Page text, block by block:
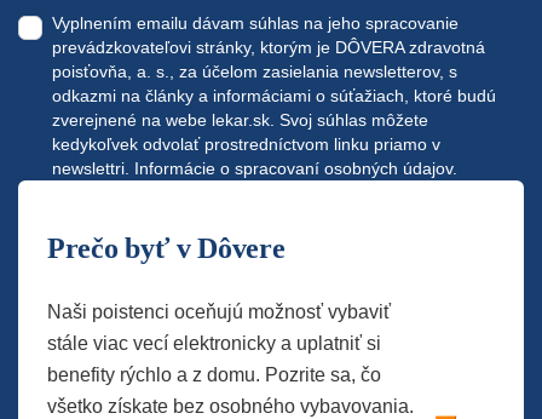
Vyplnením emailu dávam súhlas na jeho spracovanie
prevádzkovateľovi stránky, ktorým je DÔVERA zdravotná
poisťovňa, a. s., za účelom zasielania newsletterov, s
odkazmi na články a informáciami o súťažiach, ktoré budú
zverejnené na webe lekar.sk . Svoj súhlas môžete
kedykoľvek odvolať prostredníctvom linku priamo v
newslettri. Informácie o spracovaní osobných údajov.
Prečo byť v Dôvere
Naši poistenci oceňujú možnosť vybaviť
stále viac vecí elektronicky a uplatniť si
benefity rýchlo a z domu. Pozrite sa, čo
všetko získate bez osobného vybavovania.